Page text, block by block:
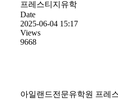
프레스티지유학
Date
2025-06-04 15:17
Views
9668
아일랜드전문유학원 프레